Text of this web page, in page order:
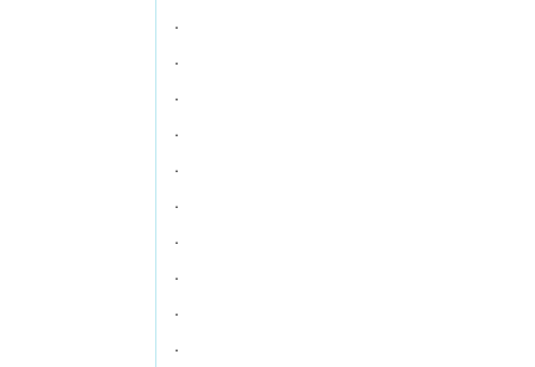
.
.
.
.
.
.
.
.
.
.